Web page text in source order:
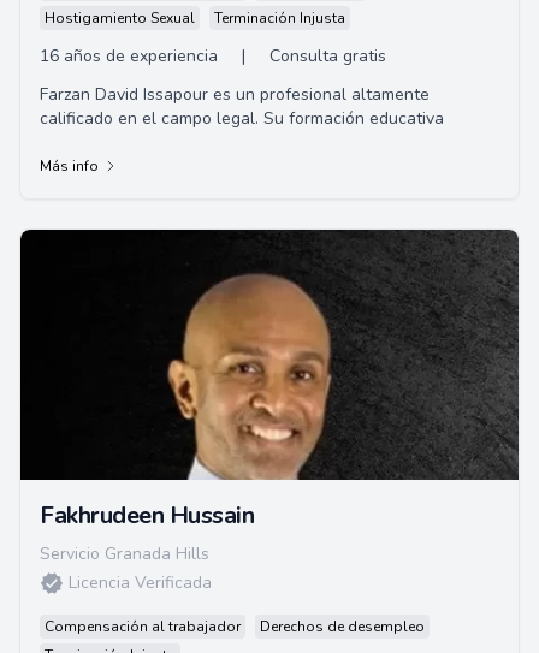
Hostigamiento Sexual
Terminación Injusta
16 años de experiencia |
Consulta gratis
Farzan David Issapour es un profesional altamente
calificado en el campo legal. Su formación educativa
Más info
Fakhrudeen Hussain
Servicio Granada Hills
Licencia Verificada
Compensación al trabajador
Derechos de desempleo